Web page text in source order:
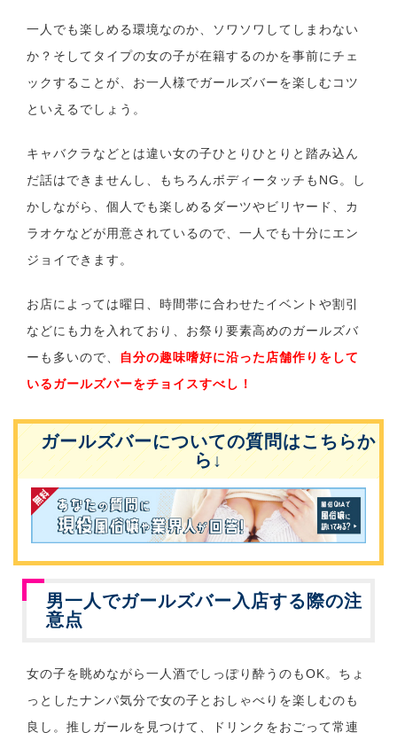
一人でも楽しめる環境なのか、ソワソワしてしまわない
か？そしてタイプの女の子が在籍するのかを事前にチェ
ックすることが、お一人様でガールズバーを楽しむコツ
といえるでしょう。
キャバクラなどとは違い女の子ひとりひとりと踏み込ん
だ話はできませんし、もちろんボディータッチもNG。し
かしながら、個人でも楽しめるダーツやビリヤード、カ
ラオケなどが用意されているので、一人でも十分にエン
ジョイできます。
お店によっては曜日、時間帯に合わせたイベントや割引
などにも力を入れており、お祭り要素高めのガールズバ
ーも多いので、
自分の趣味嗜好に沿った店舗作りをして
いるガールズバーをチョイスすべし！
ガールズバーについての質問はこちらか
ら↓
男一人でガールズバー入店する際の注
意点
女の子を眺めながら一人酒でしっぽり酔うのもOK。ちょ
っとしたナンパ気分で女の子とおしゃべりを楽しむのも
良し。推しガールを見つけて、ドリンクをおごって常連